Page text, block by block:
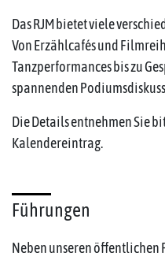
Das RJM bietet viele
Von Erzählcafés und
Tanzperformances bis zu
spannenden
Die Details entnehmen Sie
Kalendereintrag.
Führungen
Neben unseren öffentlichen